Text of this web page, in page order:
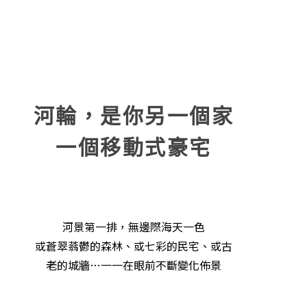
河輪，是你另一個家
一個移動式豪宅
河景第一排，無邊際海天一色
或蒼翠蓊鬱的森林、或七彩的民宅、或古
老的城牆…一一在眼前不斷變化佈景